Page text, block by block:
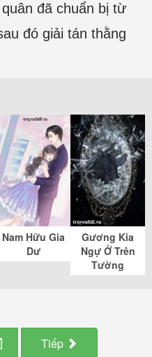
đã chuẩn bị từ
đó giải tán thằng
Nam Hữu Gia
Dư
Gương Kia
Ngự Ở Trên
Tường
Tiếp